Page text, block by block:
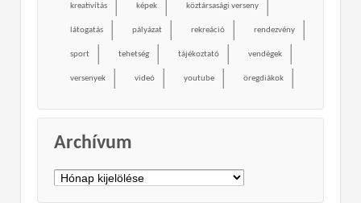
kreativítás képek köztársasági verseny
látogatás pályázat rekreáció rendezvény
sport tehetség tájékoztató vendégek
versenyek videó youtube öregdiákok
Archívum
Archívum